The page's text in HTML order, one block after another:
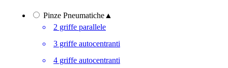
Pinze Pneumatiche ▲
2 griffe parallele
3 griffe autocentranti
4 griffe autocentranti